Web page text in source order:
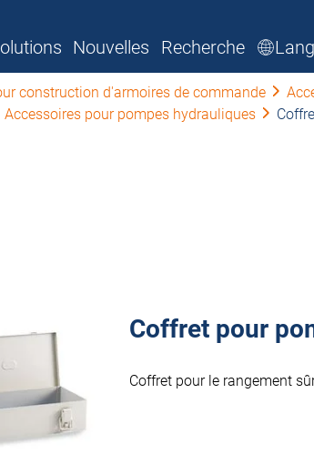
Nouvelles Recherche
construction d'armoires de commande
Accessoires pour pompes hydrauliques
Coffret pour
Coffret pour le rangement